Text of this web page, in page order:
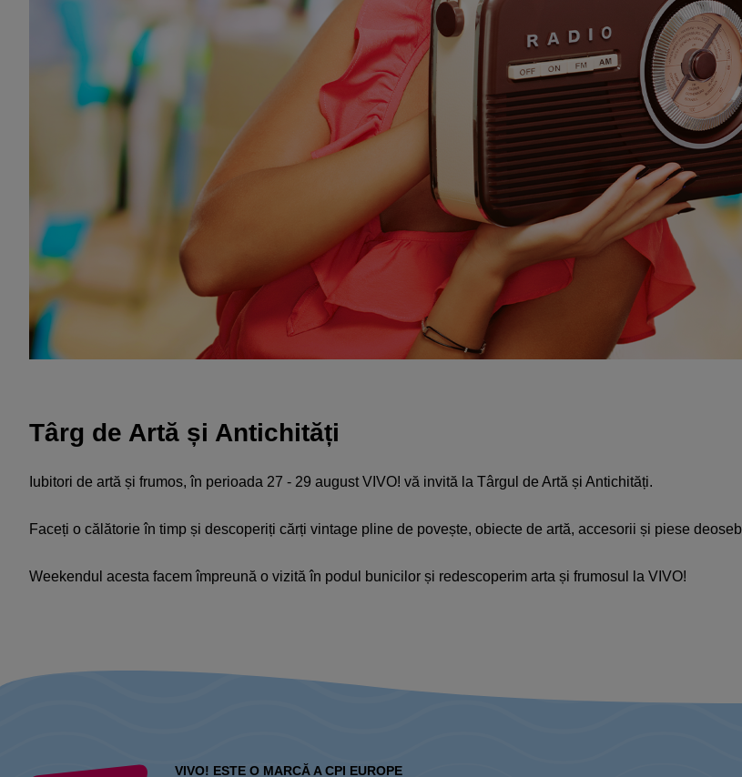
Târg de Artă și Antichități
Iubitori de artă și frumos, în perioada 27 - 29 august VIVO! vă invită la Târgul de Artă și Antichități.
Faceți o călătorie în timp și descoperiți cărți vintage pline de povește, obiecte de artă, accesorii și piese
Weekendul acesta facem împreună o vizită în podul bunicilor și redescoperim arta și frumosul la VIVO!
VIVO! ESTE O MARCĂ A CPI EUROPE